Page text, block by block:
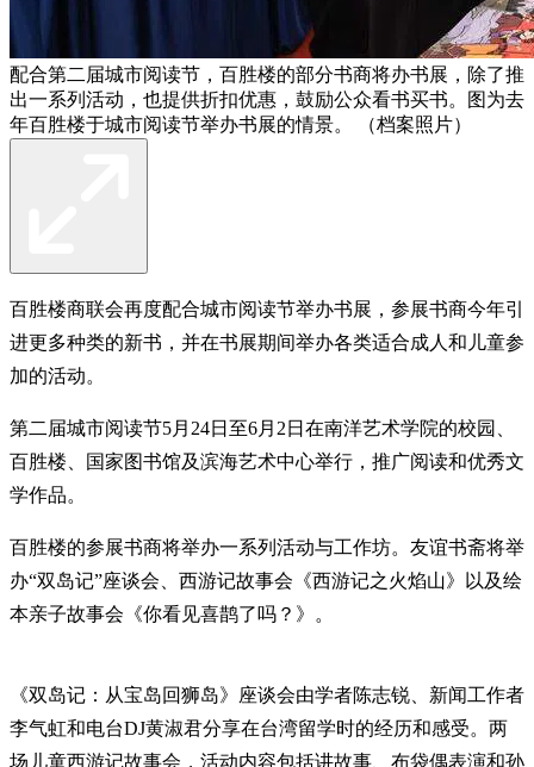
配合第二届城市阅读节，百胜楼的部分书商将办书展，除了推
出一系列活动，也提供折扣优惠，鼓励公众看书买书。图为去
年百胜楼于城市阅读节举办书展的情景。 （档案照片）
百胜楼商联会再度配合城市阅读节举办书展，参展书商今年引
进更多种类的新书，并在书展期间举办各类适合成人和儿童参
加的活动。
第二届城市阅读节5月24日至6月2日在南洋艺术学院的校园、
百胜楼、国家图书馆及滨海艺术中心举行，推广阅读和优秀文
学作品。
百胜楼的参展书商将举办一系列活动与工作坊。友谊书斋将举
办“双岛记”座谈会、西游记故事会《西游记之火焰山》以及绘
本亲子故事会《你看见喜鹊了吗？》。
《双岛记：从宝岛回狮岛》座谈会由学者陈志锐、新闻工作者
李气虹和电台DJ黄淑君分享在台湾留学时的经历和感受。两
场儿童西游记故事会，活动内容包括讲故事、布袋偶表演和孙